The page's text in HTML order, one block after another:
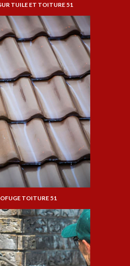
TUILE ET TOITURE 51
TOITURE 51